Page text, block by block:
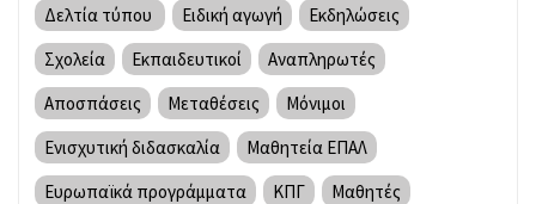
Δελτία τύπου Ειδική αγωγή
Εκδηλώσεις
Σχολεία
Εκπαιδευτικοί
Αναπληρωτές
Αποσπάσεις
Μεταθέσεις
Μόνιμοι
Ενισχυτική διδασκαλία
Μαθητεία ΕΠΑΛ
Ευρωπαϊκά προγράμματα
ΚΠΓ
Μαθητές